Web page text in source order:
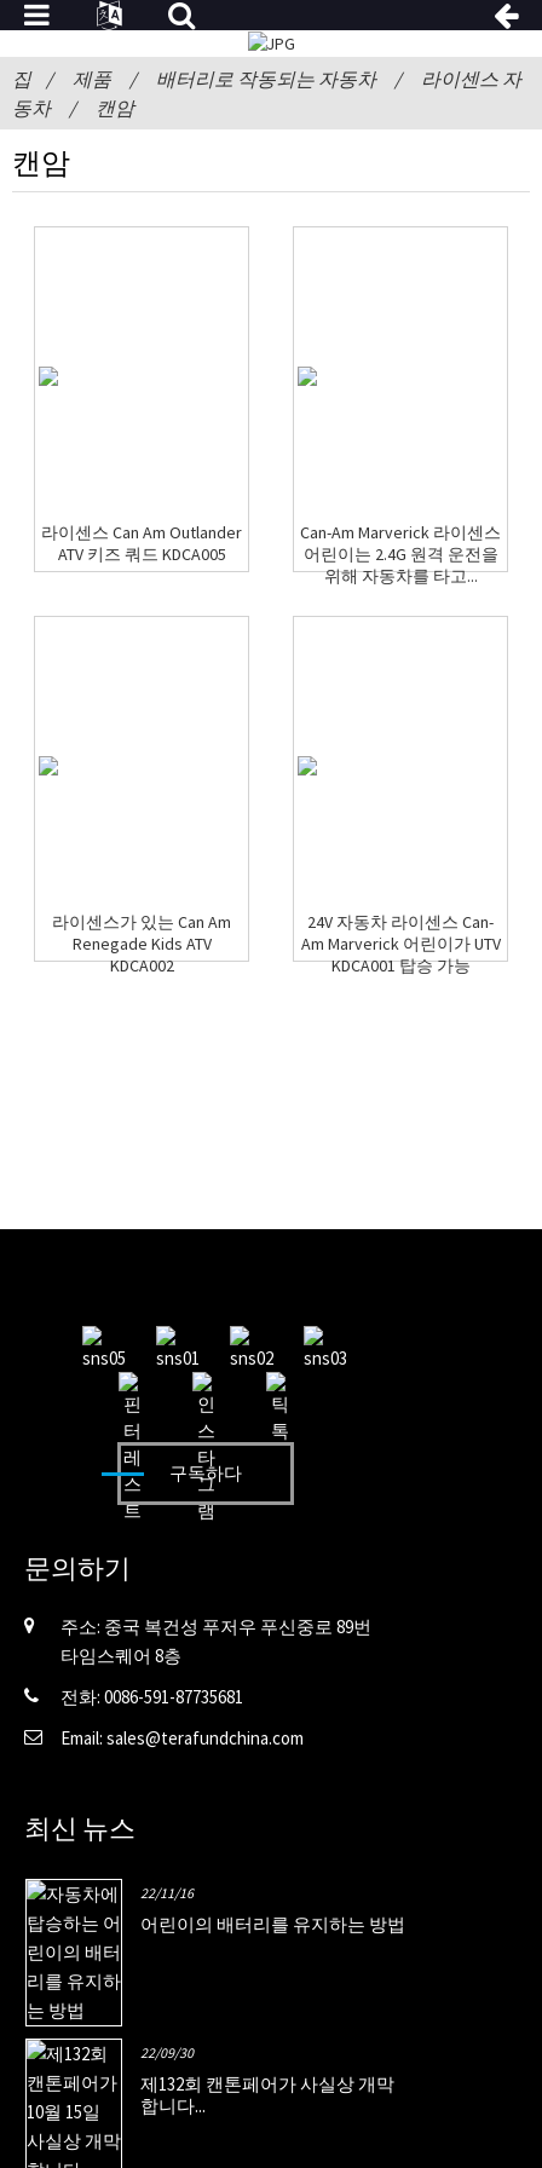
집 제품 배터리로 작동되는 자동차
라이센스 자
동차
캔암
캔암
라이센스 Can Am Outlander
ATV 키즈 쿼드 KDCA005
Can-Am Marverick 라이센스
어린이는 2.4G 원격 운전을
위해 자동차를 타고...
라이센스가 있는 Can Am
Renegade Kids ATV
KDCA002
24V 자동차 라이센스 Can-
Am Marverick 어린이가 UTV
KDCA001 탑승 가능
구독하다
문의하기
주소: 중국 복건성 푸저우 푸신중로 89번
타임스퀘어 8층
전화: 0086-591-87735681
Email: sales@terafundchina.com
최신 뉴스
22/11/16
어린이의 배터리를 유지하는 방법
22/09/30
제132회 캔톤페어가 사실상 개막
합니다...